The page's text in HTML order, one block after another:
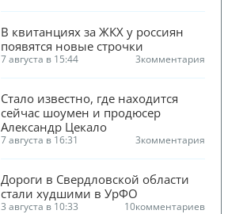
В квитанциях за ЖКХ у россиян
появятся новые строчки
7 августа в 15:44 3комментария
Стало известно, где находится
сейчас шоумен и продюсер
Александр Цекало
7 августа в 16:31 3комментария
Дороги в Свердловской области
стали худшими в УрФО
3 августа в 10:33 10комментариев